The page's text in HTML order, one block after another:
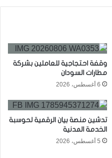
وقفة احتجاجية للعاملين بشركة
مطارات السودان
6 أغسطس، 2026
تدشين منصة بيان الرقمية لحوسبة
الخدمة المدنية
5 أغسطس، 2026